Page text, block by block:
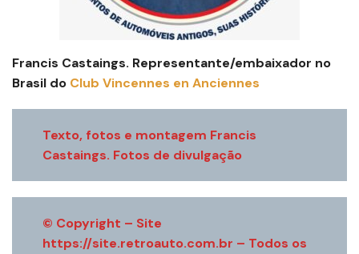
Francis Castaings. Representante/embaixador no
Brasil do Club Vincennes en Anciennes
Texto, fotos e montagem Francis
Castaings. Fotos de divulgação
© Copyright – Site
https://site.retroauto.com.br – Todos os